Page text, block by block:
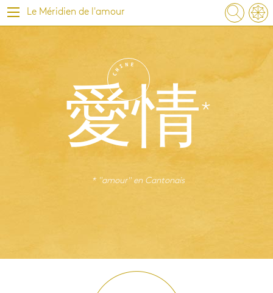
Le Méridien de l'amour
愛情
C
H
I N E
* "amour" en Cantonais